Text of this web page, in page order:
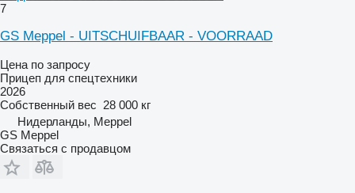
7
GS Meppel - UITSCHUIFBAAR - VOORRAAD
Цена по запросу
Прицеп для спецтехники
2026
Собственный вес 28 000 кг
Нидерланды, Meppel
GS Meppel
Связаться с продавцом